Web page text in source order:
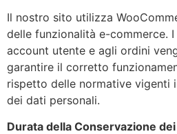
Il nostro sito utilizza
delle funzionalità e-commerce.
account utente e agli ordini
garantire il corretto
rispetto delle normative vigenti
dei dati personali.
Durata della Conservazione